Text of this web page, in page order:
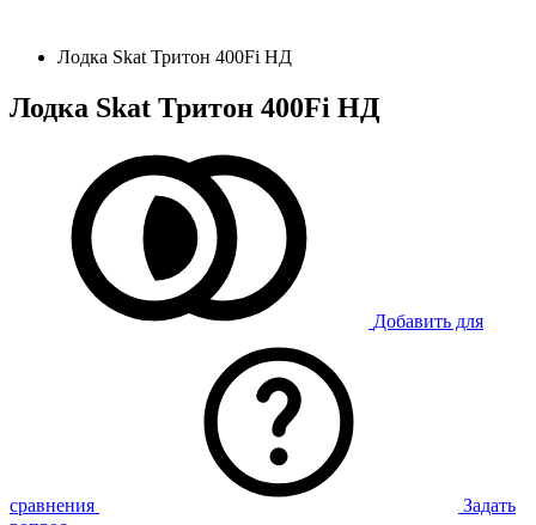
Лодка Skat Тритон 400Fi НД
Лодка Skat Тритон 400Fi НД
Добавить для
сравнения
Задать